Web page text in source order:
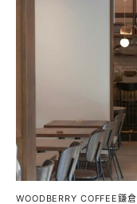
WOODBERRY COFFEE鎌倉